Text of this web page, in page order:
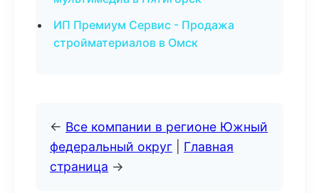
ИП Премиум Сервис - Продажа
стройматериалов в Омск
← Все компании в регионе Южный
федеральный округ
Главная
страница →